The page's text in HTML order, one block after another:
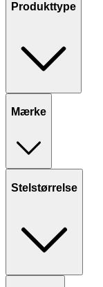
Produkttype
Mærke
Stelstørrelse